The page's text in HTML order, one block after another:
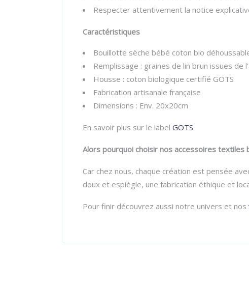
Respecter attentivement la notice
Caractéristiques
Bouillotte sèche bébé coton bio
Remplissage : graines de lin brun issues de
Housse : coton biologique certifié GOTS
Fabrication artisanale française
Dimensions : Env. 20x20cm
En savoir plus sur le label GOTS
Alors pourquoi choisir nos accessoires textiles
Car chez nous, chaque création est pensée
doux et espiègle, une fabrication éthique et
Pour finir découvrez aussi notre univers et nos